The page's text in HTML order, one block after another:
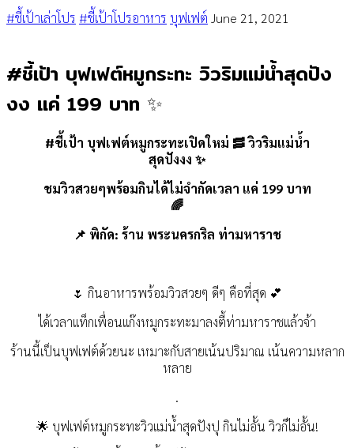
#ชี้เป้าเล่าโปร #ชี้เป้าโปรอาหาร บุฟเฟต์ June 21, 2021
#ชี้เป้า บุฟเฟต์หมูกระทะ วิวริมแม่น้ำสุดปัง
งง แค่ 199 บาท ✨
#ชี้เป้า บุฟเฟต์หมูกระทะเปิดใหม่ 🥓วิวริมแม่น้ำ
สุดปังงง ✨
ชมวิวสวยๆพร้อมกินได้ไม่จำกัดเวลา แค่ 199 บาท
🌈
📌 พิกัด: ร้าน พระนครกริล ท่ามหาราช
🌷 กินอาหารพร้อมวิวสวยๆ ดีๆ คือที่สุด 💕
ได้เวลาแท็กเพื่อนแก๊งหมูกระทะมาลงตี้ท่ามหาราชแล้วจ้า
ร้านนี้เป็นบุฟเฟต์ด้วยนะ เหมาะกับสายเน้นปริมาณ เน้นความหลาก
หลาย
.
🌟 บุฟเฟต์หมูกระทะวิวแม่น้ำสุดปังปุ กินไม่อั้น วิวก็ไม่อั้น!